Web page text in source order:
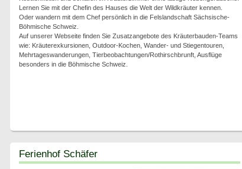
Lernen Sie mit der Chefin des Hauses die Welt der Wildkräuter kennen.
Oder wandern mit dem Chef persönlich in die Felslandschaft Sächsische-
Böhmische Schweiz.
Auf unserer Webseite finden Sie Zusatzangebote des Kräuterbauden-Teams
wie: Kräuterexkursionen, Outdoor-Kochen, Wander- und Stiegentouren,
Mehrtageswanderungen, Tierbeobachtungen/Rothirschbrunft, Ausflüge
besonders in die Böhmische Schweiz.
Ferienhof Schäfer